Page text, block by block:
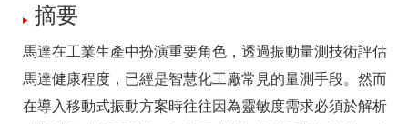
摘要
馬達在工業生產中扮演重要角色，透過振動量測技術評估
馬達健康程度，已經是智慧化工廠常見的量測手段。然而
在導入移動式振動方案時往往因為靈敏度需求必須於解析